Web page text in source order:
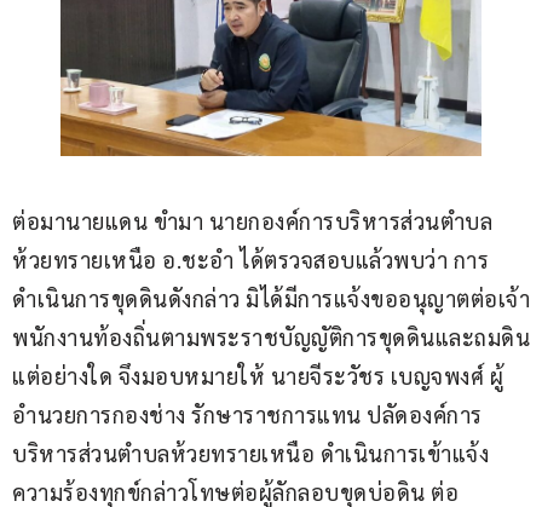
ต่อมานายแดน ขำมา นายกองค์การบริหารส่วนตำบล
ห้วยทรายเหนือ อ.ชะอำ ได้ตรวจสอบแล้วพบว่า การ
ดำเนินการขุดดินดังกล่าว มิได้มีการแจ้งขออนุญาตต่อเจ้า
พนักงานท้องถิ่นตามพระราชบัญญัติการขุดดินและถมดิน
แต่อย่างใด จึงมอบหมายให้ นายจีระวัชร เบญจพงศ์ ผู้
อำนวยการกองช่าง รักษาราชการแทน ปลัดองค์การ
บริหารส่วนตำบลห้วยทรายเหนือ ดำเนินการเข้าแจ้ง
ความร้องทุกข์กล่าวโทษต่อผู้ลักลอบขุดบ่อดิน ต่อ